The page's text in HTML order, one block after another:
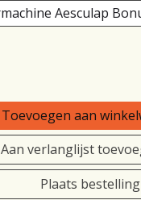
Toevoegen aan
Aan verlanglijst
Plaats bestelling